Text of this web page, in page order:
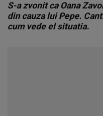
S-a zvonit ca Oana
din cauza lui Pepe.
cum vede el situatia.